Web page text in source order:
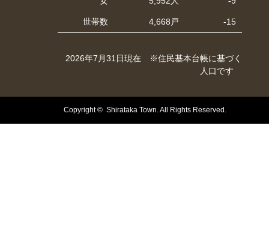
世帯数 4,668戸 -15
2026年7月31日現在 ※住民基本台帳に基づく
人口です
Copyright © Shirataka Town. All Rights Reserved.